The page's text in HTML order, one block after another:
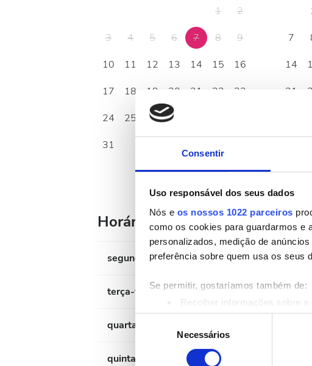
Consentir
Uso responsável dos seus dados
Nós e os nossos 1022 parceiros
como os cookies para guardarmos e
personalizados, medição de
preferência sobre quem usa os seus
Se permitir, gostaríamos também de:
Recolher informações sobre
Identificar o seu dispositivo
Saiba mais sobre como os seus
Pode alterar ou retirar o seu
consentimento
Necessários
1
2
3
4 5 6 7 8
9
10
11 12 13 14 15
16
17
18 19 20 21 22
23
24
25 26 27
31
7
14
21
Horário de Funcionamento
segunda-feira
terça-feira
quarta-feira
quinta-feira